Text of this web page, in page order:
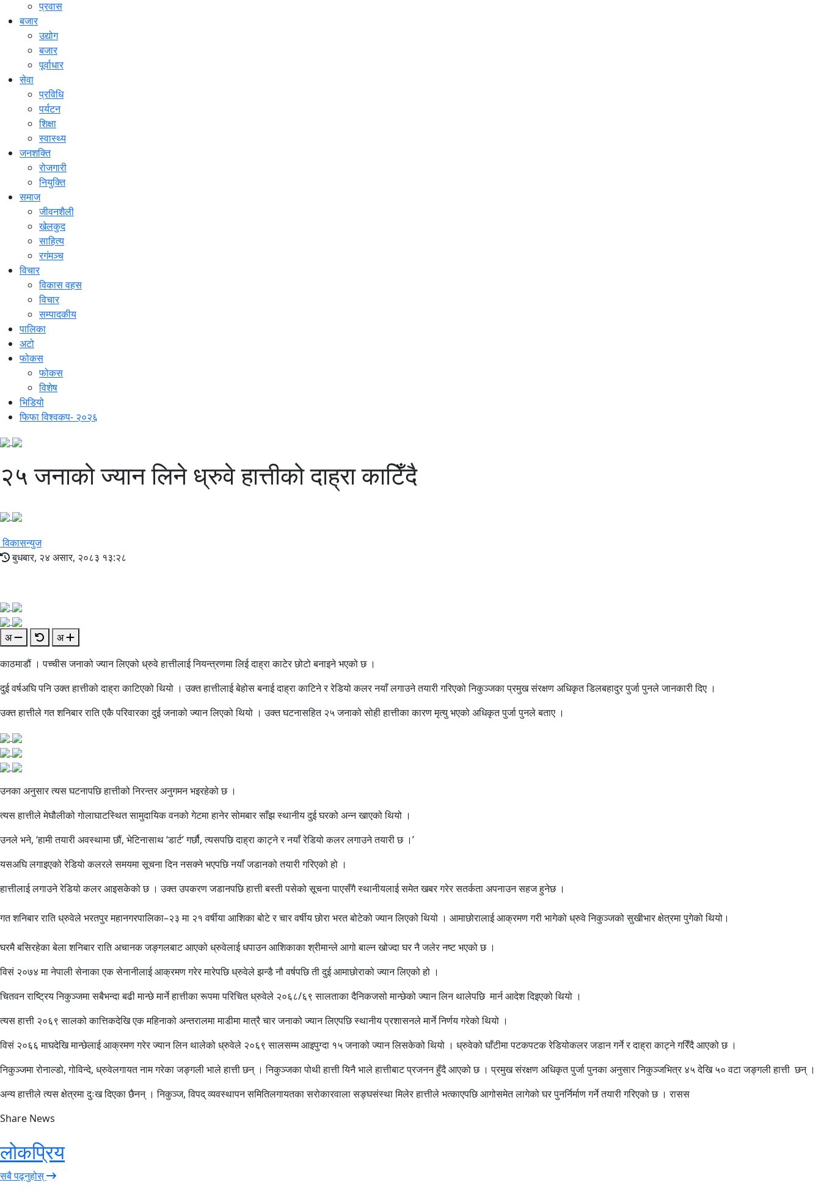
प्रवास
बजार
उद्योग
बजार
पूर्वाधार
सेवा
प्रविधि
पर्यटन
शिक्षा
स्वास्थ्य
जनशक्ति
रोजगारी
नियुक्ति
समाज
जीवनशैली
खेलकुद
साहित्य
रगंमञ्च
विचार
विकास वहस
विचार
सम्पादकीय
पालिका
अटो
फोकस
फोकस
विशेष
भिडियो
फिफा विश्वकप- २०२६
२५ जनाको ज्यान लिने ध्रुवे हात्तीको दाह्रा काटिँदै
विकासन्युज
बुधबार, २४ असार, २०८३ १३:२८
अ
अ
काठमाडौं । पच्चीस जनाको ज्यान लिएको ध्रुवे हात्तीलाई नियन्त्रणमा लिई दाह्रा काटेर छोटो बनाइने भएको छ ।
दुई वर्षअघि पनि उक्त हात्तीको दाह्रा काटिएको थियो । उक्त हात्तीलाई बेहोस बनाई दाह्रा काटिने र रेडियो कलर नयाँ लगाउने तयारी गरिएको निकुञ्जका प्रमुख संरक्षण अधिकृत डिलबहादुर पुर्जा पुनले जानकारी दिए ।
उक्त हात्तीले गत शनिबार राति एकै परिवारका दुई जनाको ज्यान लिएको थियो । उक्त घटनासहित २५ जनाको सोही हात्तीका कारण मृत्यु भएको अधिकृत पुर्जा पुनले बताए ।
उनका अनुसार त्यस घटनापछि हात्तीको निरन्तर अनुगमन भइरहेको छ ।
त्यस हात्तीले मेघौलीको गोलाघाटस्थित सामुदायिक वनको गेटमा हानेर सोमबार साँझ स्थानीय दुई घरको अन्न खाएको थियो ।
उनले भने, ‘हामी तयारी अवस्थामा छौं, भेटिनासाथ ‘डार्ट’ गर्छौ, त्यसपछि दाह्रा काट्ने र नयाँ रेडियो कलर लगाउने तयारी छ ।’
यसअघि लगाइएको रेडियो कलरले समयमा सूचना दिन नसक्ने भएपछि नयाँ जडानको तयारी गरिएको हो ।
हात्तीलाई लगाउने रेडियो कलर आइसकेको छ । उक्त उपकरण जडानपछि हात्ती बस्ती पसेको सूचना पाएसँगै स्थानीयलाई समेत खबर गरेर सतर्कता अपनाउन सहज हुनेछ ।
गत शनिबार राति ध्रुवेले भरतपुर महानगरपालिका–२३ मा २१ वर्षीया आशिका बोटे र चार वर्षीय छोरा भरत बोटेको ज्यान लिएको थियो । आमाछोरालाई आक्रमण गरी भागेको ध्रुवे निकुञ्जको सुखीभार क्षेत्रमा पुगेको थियो।
घरमै बसिरहेका बेला शनिबार राति अचानक जङ्गलबाट आएको ध्रुवेलाई धपाउन आशिकाका श्रीमान्ले आगो बाल्न खोज्दा घर नै जलेर नष्ट भएको छ ।
विसं २०७४ मा नेपाली सेनाका एक सेनानीलाई आक्रमण गरेर मारेपछि ध्रुवेले झन्डै नौ वर्षपछि ती दुई आमाछोराको ज्यान लिएको हो ।
चितवन राष्ट्रिय निकुञ्जमा सबैभन्दा बढी मान्छे मार्ने हात्तीका रूपमा परिचित ध्रुवेले २०६८/६९ सालताका दैनिकजसो मान्छेको ज्यान लिन थालेपछि मार्न आदेश दिइएको थियो ।
त्यस हात्ती २०६९ सालको कात्तिकदेखि एक महिनाको अन्तरालमा माडीमा मात्रै चार जनाको ज्यान लिएपछि स्थानीय प्रशासनले मार्ने निर्णय गरेको थियो ।
विसं २०६६ माघदेखि मान्छेलाई आक्रमण गरेर ज्यान लिन थालेको ध्रुवेले २०६९ सालसम्म आइपुग्दा १५ जनाको ज्यान लिसकेको थियो । ध्रुवेको घाँटीमा पटकपटक रेडियोकलर जडान गर्ने र दाह्रा काट्ने गरिँदै आएको छ ।
निकुञ्जमा रोनाल्डो, गोविन्दे, ध्रुवेलगायत नाम गरेका जङ्गली भाले हात्ती छन् । निकुञ्जका पोथी हात्ती यिनै भाले हात्तीबाट प्रजनन हुँदै आएको छ । प्रमुख संरक्षण अधिकृत पुर्जा पुनका अनुसार निकुञ्जभित्र ४५ देखि ५० वटा जङ्गली हात्ती छन् ।
अन्य हात्तीले त्यस क्षेत्रमा दुःख दिएका छैनन् । निकुञ्ज, विपद् व्यवस्थापन समितिलगायतका सरोकारवाला सङ्घसंस्था मिलेर हात्तीले भत्काएपछि आगोसमेत लागेको घर पुनर्निर्माण गर्ने तयारी गरिएको छ । रासस
Share News
लोकप्रिय
सबै पढ्नुहोस्